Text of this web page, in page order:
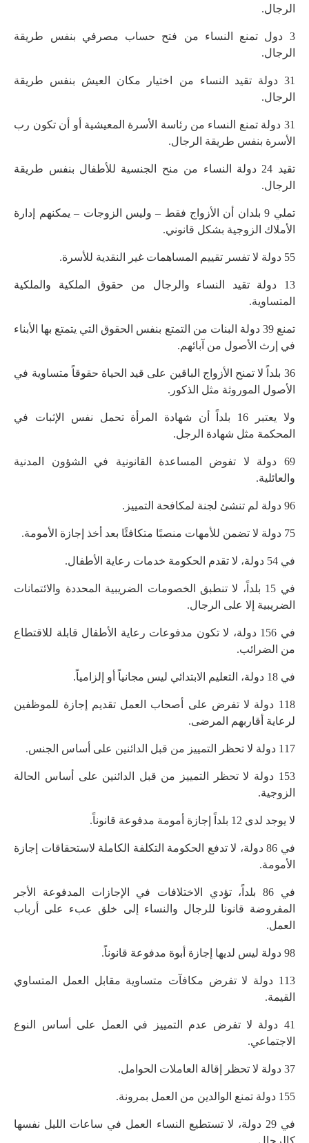
الرجال.
3 دول تمنع النساء من فتح حساب مصرفي بنفس طريقة
الرجال.
31 دولة تقيد النساء من اختيار مكان العيش بنفس طريقة
الرجال.
31 دولة تمنع النساء من رئاسة الأسرة المعيشية أو أن تكون رب
الأسرة بنفس طريقة الرجال.
تقيد 24 دولة النساء من منح الجنسية للأطفال بنفس طريقة
الرجال.
تملي 9 بلدان أن الأزواج فقط – وليس الزوجات – يمكنهم إدارة
الأملاك الزوجية بشكل قانوني.
55 دولة لا تفسر تقييم المساهمات غير النقدية للأسرة.
13 دولة تقيد النساء والرجال من حقوق الملكية والملكية
المتساوية.
تمنع 39 دولة البنات من التمتع بنفس الحقوق التي يتمتع بها الأبناء
في إرث الأصول من آبائهم.
36 بلداً لا تمنح الأزواج الباقين على قيد الحياة حقوقاً متساوية في
الأصول الموروثة مثل الذكور.
ولا يعتبر 16 بلداً أن شهادة المرأة تحمل نفس الإثبات في
المحكمة مثل شهادة الرجل.
69 دولة لا تفوض المساعدة القانونية في الشؤون المدنية
والعائلية.
96 دولة لم تنشئ لجنة لمكافحة التمييز.
75 دولة لا تضمن للأمهات منصبًا متكافئًا بعد أخذ إجازة الأمومة.
في 54 دولة، لا تقدم الحكومة خدمات رعاية الأطفال.
في 15 بلداً، لا تنطبق الخصومات الضريبية المحددة والائتمانات
الضريبية إلا على الرجال.
في 156 دولة، لا تكون مدفوعات رعاية الأطفال قابلة للاقتطاع
من الضرائب.
في 18 دولة، التعليم الابتدائي ليس مجانياً أو إلزامياً.
118 دولة لا تفرض على أصحاب العمل تقديم إجازة للموظفين
لرعاية أقاربهم المرضى.
117 دولة لا تحظر التمييز من قبل الدائنين على أساس الجنس.
153 دولة لا تحظر التمييز من قبل الدائنين على أساس الحالة
الزوجية.
لا يوجد لدى 12 بلداً إجازة أمومة مدفوعة قانوناً.
في 86 دولة، لا تدفع الحكومة التكلفة الكاملة لاستحقاقات إجازة
الأمومة.
في 86 بلداً، تؤدي الاختلافات في الإجازات المدفوعة الأجر
المفروضة قانونا للرجال والنساء إلى خلق عبء على أرباب
العمل.
98 دولة ليس لديها إجازة أبوة مدفوعة قانوناً.
113 دولة لا تفرض مكافآت متساوية مقابل العمل المتساوي
القيمة.
41 دولة لا تفرض عدم التمييز في العمل على أساس النوع
الاجتماعي.
37 دولة لا تحظر إقالة العاملات الحوامل.
155 دولة تمنع الوالدين من العمل بمرونة.
في 29 دولة، لا تستطيع النساء العمل في ساعات الليل نفسها
كالرجال.